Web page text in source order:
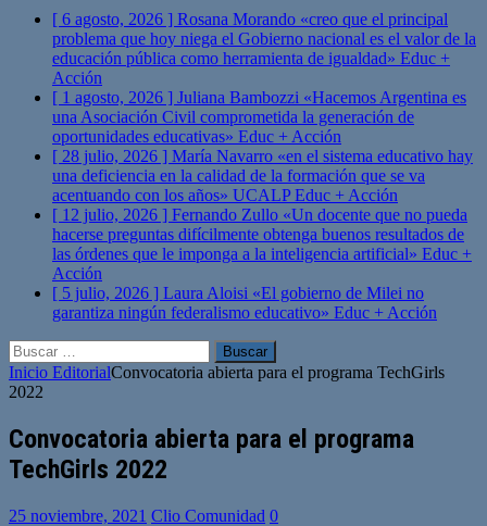
[ 6 agosto, 2026 ] Rosana Morando «creo que el principal
problema que hoy niega el Gobierno nacional es el valor de la
educación pública como herramienta de igualdad» Educ +
Acción
[ 1 agosto, 2026 ] Juliana Bambozzi «Hacemos Argentina es
una Asociación Civil comprometida la generación de
oportunidades educativas» Educ + Acción
[ 28 julio, 2026 ] María Navarro «en el sistema educativo hay
una deficiencia en la calidad de la formación que se va
acentuando con los años» UCALPEduc + Acción
[ 12 julio, 2026 ] Fernando Zullo «Un docente que no pueda
hacerse preguntas difícilmente obtenga buenos resultados de
las órdenes que le imponga a la inteligencia artificial» Educ +
Acción
[ 5 julio, 2026 ] Laura Aloisi «El gobierno de Milei no
garantiza ningún federalismo educativo» Educ + Acción
Buscar:
Inicio EditorialConvocatoria abierta para el programa TechGirls
2022
Convocatoria abierta para el programa
TechGirls 2022
25 noviembre, 2021 Clio Comunidad 0